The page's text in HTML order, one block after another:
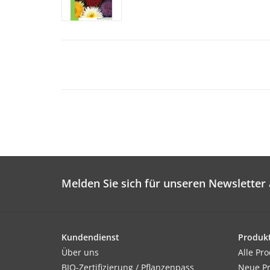
Melden Sie sich für unseren Newsletter
Kundendienst
Über uns
BIO-Zertifizierung / Pflanzenpass
Alle
Neue